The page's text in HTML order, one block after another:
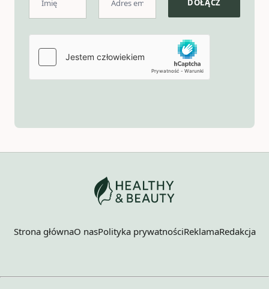
Strona głównaO nasPolityka prywatnościReklamaRedakcja